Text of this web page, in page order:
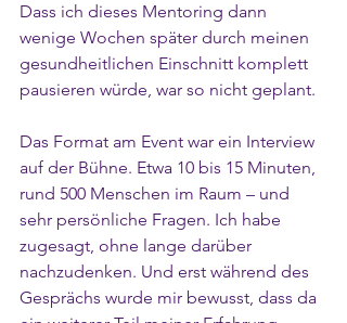
Dass ich dieses Mentoring dann
wenige Wochen später durch meinen
gesundheitlichen Einschnitt komplett
pausieren würde, war so nicht geplant.
Das Format am Event war ein Interview
auf der Bühne. Etwa 10 bis 15 Minuten,
rund 500 Menschen im Raum – und
sehr persönliche Fragen. Ich habe
zugesagt, ohne lange darüber
nachzudenken. Und erst während des
Gesprächs wurde mir bewusst, dass da